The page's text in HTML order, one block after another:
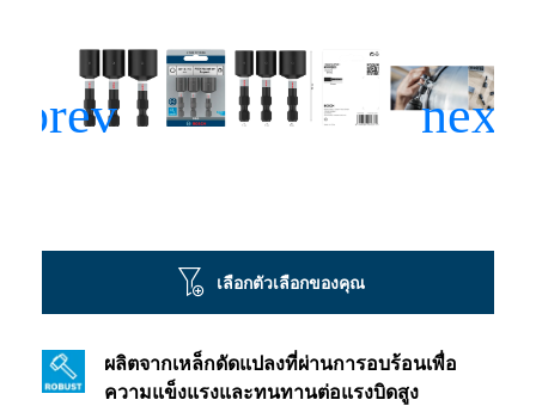
ผลิตจากเหล็กดัดแปลงที่ผ่านการอบร้อนเพื่อ
ความแข็งแรงและทนทานต่อแรงบิดสูง
เลือกตัวเลือกของคุณ